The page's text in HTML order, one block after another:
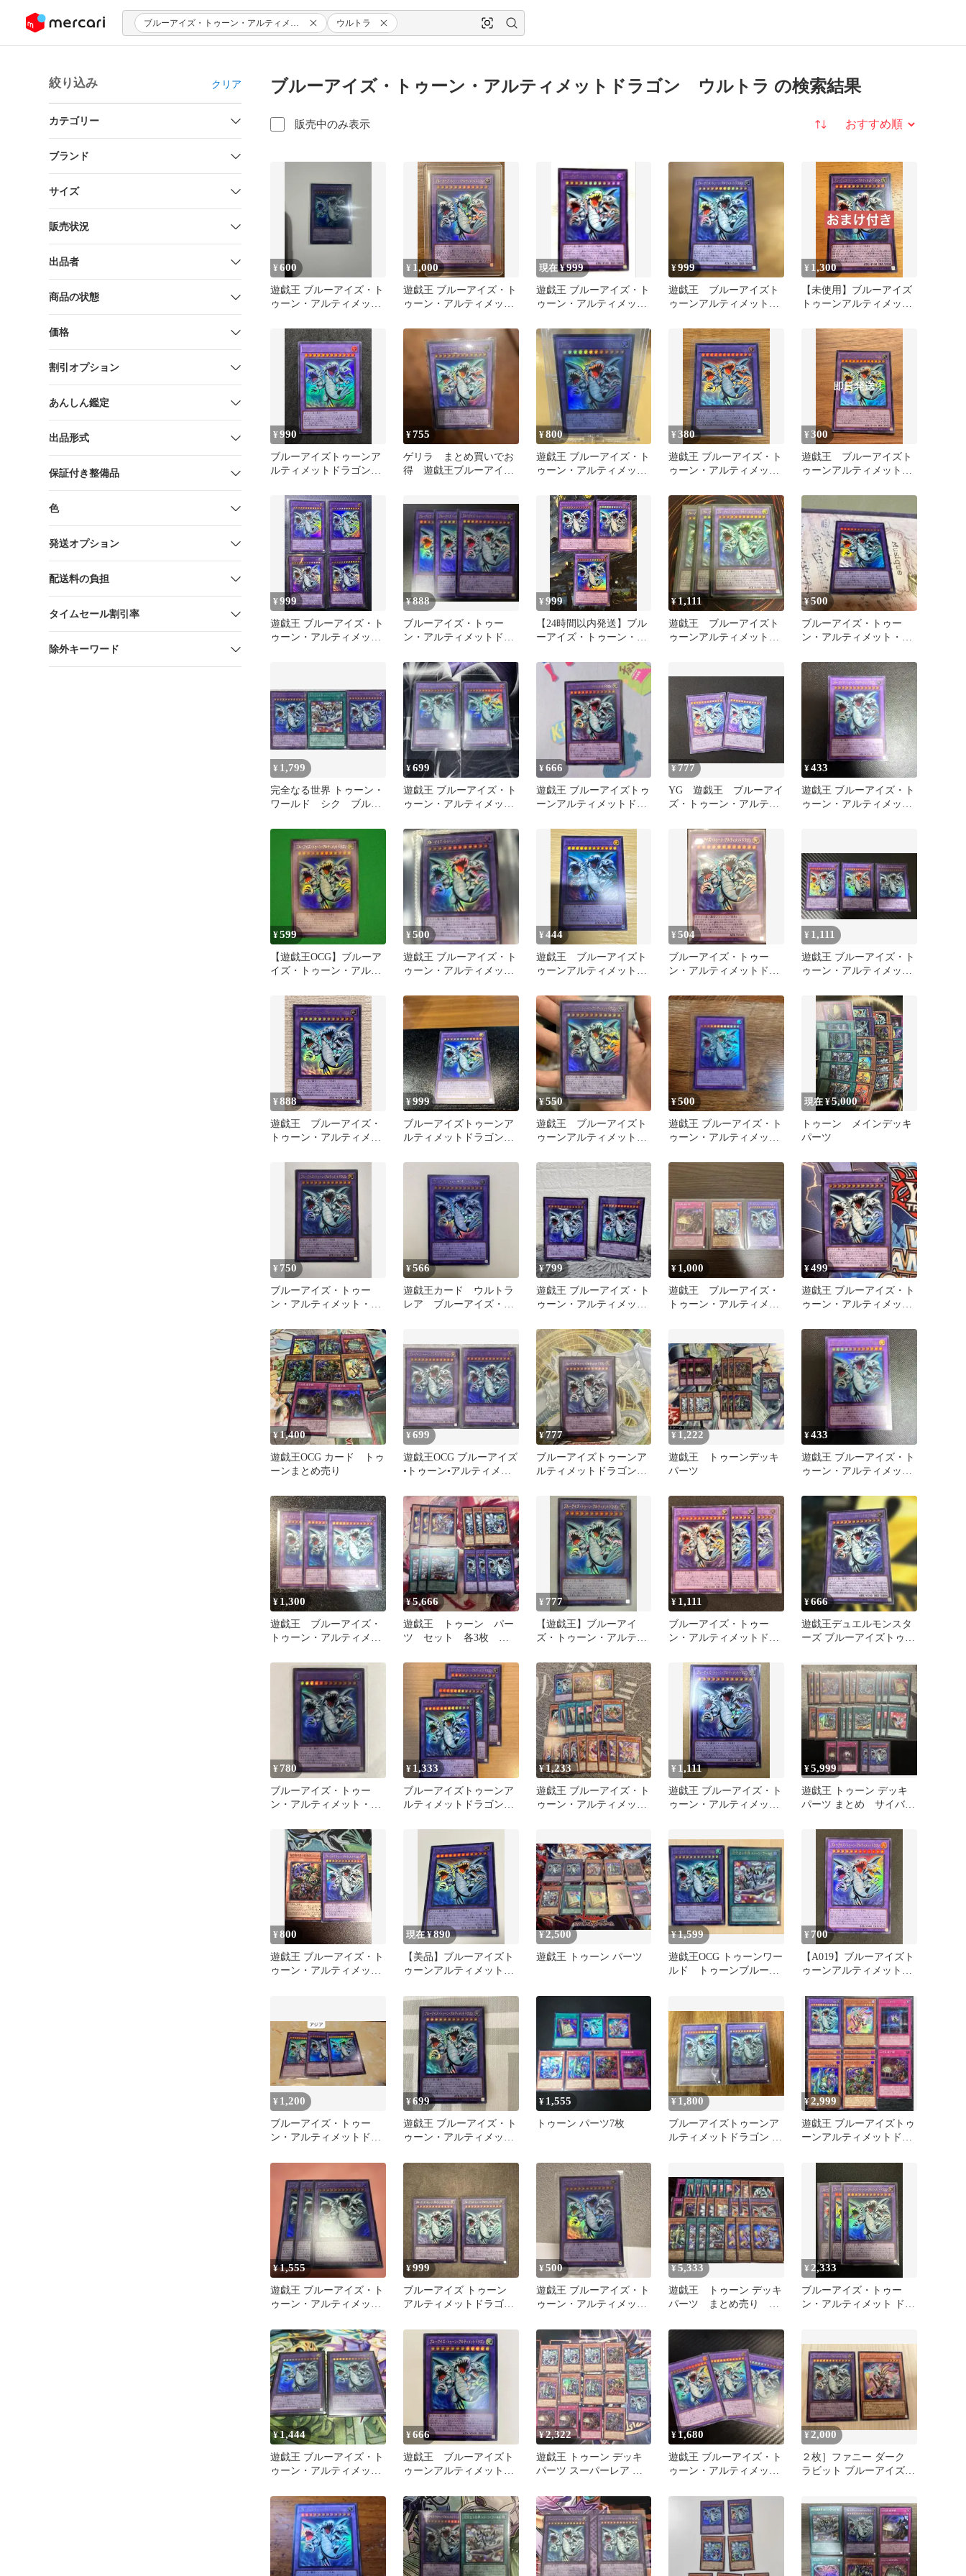
ツにスキップ ウルトラ
絞り込み クリア
カテゴリー
ブランド
サイズ
販売状況
出品者
商品の状態
価格
割引オプション
あんしん鑑定
出品形式
保証付き整備品
色
発送オプション
配送料の負担
タイムセール割引率
除外キーワード
ブルーアイズ・トゥーン・アルティメットドラゴン ウルトラ の検索結果
販売中のみ表示 並び替え
¥600
遊戯王 ブルーアイズ・ト
ゥーン・アルティメッ
レア
¥ 1,000
遊戯王 ブルーアイズ・ト
ゥーン・アルティメット
現在 ¥999
遊戯王 ブルーアイズ・ト
ゥーン・アルティメット
¥999
遊戯王 ブルーアイズト
ゥーンアルティメットド
RV01
¥ 1,300
【未使用】ブルーアイズ
トゥーンアルティメット
まけ付き
¥990
ブルーアイズトゥーンア
ルティメットドラゴン
¥755
ゲリラ まとめ買いでお
得 遊戯王ブルーアイ
¥800
遊戯王 ブルーアイズ・ト
ゥーン・アルティメット
¥380
遊戯王 ブルーアイズ・ト
ゥーン・アルティメッ
¥300
遊戯王 ブルーアイズト
ゥーンアルティメットド
¥999
遊戯王 ブルーアイズ・ト
ゥーン・アルティメッ
¥888
ブルーアイズ・トゥー
ン・アルティメットドラ
ット
¥999
【24時間以内発送】ブル
ーアイズ・トゥーン・ア
枚セット
¥1,111
遊戯王 ブルーアイズト
ゥーンアルティメットド
¥500
ブルーアイズ・トゥー
ン・アルティメット・ド
¥ 1,799
完全なる世界 トゥーン・
ワールド シク ブルー
ラゴン ウル
¥699
遊戯王 ブルーアイズ・ト
ゥーン・アルティメッ
枚セット
¥666
遊戯王 ブルーアイズトゥ
ーンアルティメットドラ
¥ 777
YG 遊戯王 ブルーアイ
ズ・トゥーン・アルティ
ラレア RV01-JP005 2
枚セット ※商品説明文
¥433
遊戯王 ブルーアイズ・ト
ゥーン・アルティメット
¥599
【遊戯王OCG】ブルーア
イズ・トゥーン・アルテ
トラレア】
¥500
遊戯王 ブルーアイズ・ト
ゥーン・アルティメット
¥444
遊戯王 ブルーアイズト
ゥーンアルティメットド
¥504
ブルーアイズ・トゥー
ン・アルティメットドラ
REVOLUTION BOOSTER
－トゥーン・ウィッチク
ラフト・破械－ / RV01-
JP005 / ID:71808988
¥ 1,111
遊戯王 ブルーアイズ・ト
ゥーン・アルティメッ
トラ
¥888
遊戯王 ブルーアイズ・
トゥーン・アルティメッ
¥999
ブルーアイズトゥーンア
ルティメットドラゴン
¥550
遊戯王 ブルーアイズト
ゥーンアルティメットド
¥500
遊戯王 ブルーアイズ・ト
ゥーン・アルティメッ
現在 ¥5,000
トゥーン メインデッキ
パーツ
¥ 750
ブルーアイズ・トゥー
ン・アルティメット・ド
¥566
遊戯王カード ウルトラ
レア ブルーアイズ・ト
¥799
遊戯王 ブルーアイズ・ト
ゥーン・アルティメット
¥ 1,000
遊戯王 ブルーアイズ・
トゥーン・アルティメッ
¥499
遊戯王 ブルーアイズ・ト
ゥーン・アルティメッ
レア①
¥1,400
遊戯王OCG カード トゥ
ーンまとめ売り
¥699
遊戯王OCG ブルーアイズ
•トゥーン•アルティメッ
¥777
ブルーアイズトゥーンア
ルティメットドラゴン
¥ 1,222
遊戯王 トゥーンデッキ
パーツ
¥433
遊戯王 ブルーアイズ・ト
ゥーン・アルティメット
②
¥1,300
遊戯王 ブルーアイズ・
トゥーン・アルティメッ
ア 計3枚
¥5,666
遊戯王 トゥーン パー
ツ セット 各3枚 ウ
¥ 777
【遊戯王】ブルーアイ
ズ・トゥーン・アルティ
¥ 1,111
ブルーアイズ・トゥー
ン・アルティメットドラ
遊戯王
¥666
遊戯王デュエルモンスタ
ーズ ブルーアイズトゥー
ン
¥ 780
ブルーアイズ・トゥー
ン・アルティメット・ド
1枚
¥ 1,333
ブルーアイズトゥーンア
ルティメットドラゴン
¥1,233
遊戯王 ブルーアイズ・ト
ゥーン・アルティメッ
¥ 1,111
遊戯王 ブルーアイズ・ト
ゥーン・アルティメット
¥5,999
遊戯王 トゥーン デッキ
パーツ まとめ サイバー
¥800
遊戯王 ブルーアイズ・ト
ゥーン・アルティメット
現在 ¥890
【美品】ブルーアイズト
ゥーンアルティメットド
¥2,500
遊戯王 トゥーン パーツ
¥1,599
遊戯王OCG トゥーンワー
ルド トゥーンブルーア
¥ 700
【A019】ブルーアイズト
ゥーンアルティメットド
¥ 1,200
ブルーアイズ・トゥー
ン・アルティメットドラ
亜
¥699
遊戯王 ブルーアイズ・ト
ゥーン・アルティメット
¥ 1,555
トゥーン パーツ7枚
¥ 1,800
ブルーアイズトゥーンア
ルティメットドラゴン 2
¥2,999
遊戯王 ブルーアイズトゥ
ーンアルティメットドラ
枚セット
¥1,555
遊戯王 ブルーアイズ・ト
ゥーン・アルティメット
¥999
ブルーアイズ トゥーン
アルティメットドラゴン
¥500
遊戯王 ブルーアイズ・ト
ゥーン・アルティメット
¥5,333
遊戯王 トゥーン デッキ
パーツ まとめ売り 完
ークラビット
¥2,333
ブルーアイズ・トゥー
ン・アルティメット ドラ
¥1,444
遊戯王 ブルーアイズ・ト
ゥーン・アルティメッ
¥666
遊戯王 ブルーアイズト
ゥーンアルティメットド
¥2,322
遊戯王 トゥーン デッキ
パーツ スーパーレア ウ
¥1,680
遊戯王 ブルーアイズ・ト
ゥーン・アルティメッ
ト ウルトラ
¥2,000
２枚］ファニー ダーク
ラビット ブルーアイズ